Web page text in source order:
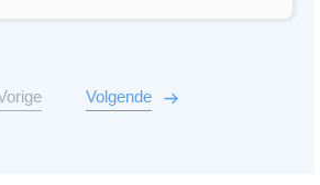
Volgende